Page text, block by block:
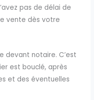
pas de délai de
vente dès votre
devant notaire. C’est
est bouclé, après
et des éventuelles